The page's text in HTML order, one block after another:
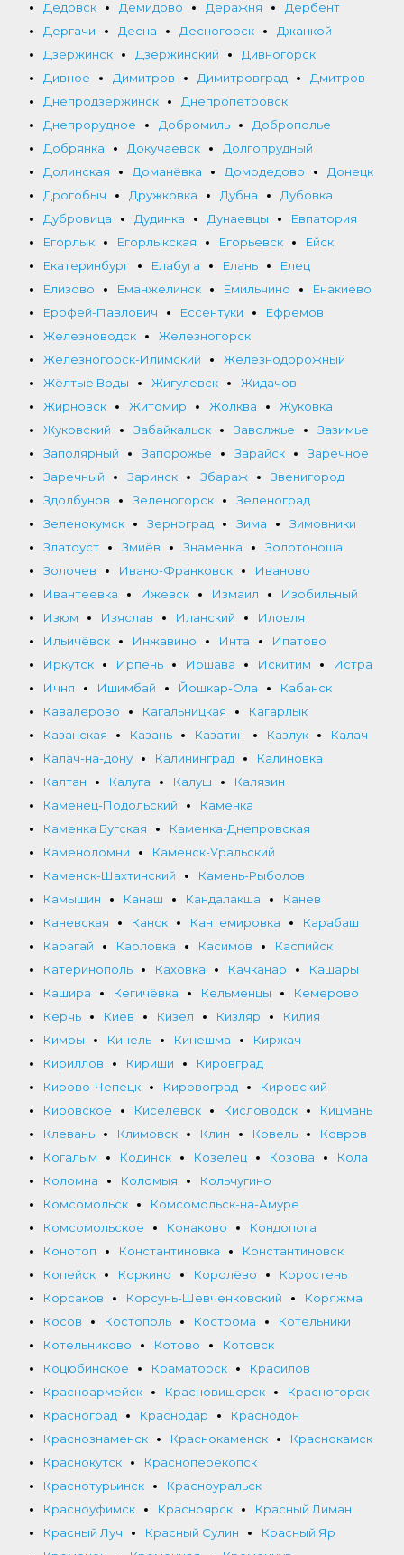
Дедовск Демидово Деражня
Дербент
Дергачи
Десна Десногорск
Джанкой
Дзержинск
Дзержинский
Дивногорск
Дивное
Димитров Димитровград
Дмитров
Днепродзержинск
Днепропетровск
Днепрорудное
Добромиль
Доброполье
Добрянка
Докучаевск
Долгопрудный
Долинская
Доманёвка Домодедово
Донецк
Дрогобыч
Дружковка Дубна
Дубовка
Дубровица
Дудинка Дунаевцы
Евпатория
Егорлык
Егорлыкская Егорьевск
Ейск
Екатеринбург
Елабуга Елань
Елец
Елизово
Еманжелинск Емильчино
Енакиево
Ерофей-Павлович
Ессентуки
Ефремов
Железноводск
Железногорск
Железногорск-Илимский
Железнодорожный
Жёлтые Воды
Жигулевск
Жидачов
Жирновск
Житомир Жолква
Жуковка
Жуковский
Забайкальск Заволжье
Зазимье
Заполярный
Запорожье Зарайск
Заречное
Заречный
Заринск Збараж
Звенигород
Здолбунов
Зеленогорск
Зеленоград
Зеленокумск
Зерноград Зима
Зимовники
Златоуст
Змиёв Знаменка
Золотоноша
Золочев
Ивано-Франковск
Иваново
Ивантеевка
Ижевск Измаил
Изобильный
Изюм
Изяслав Иланский
Иловля
Ильичёвск
Инжавино Инта
Ипатово
Иркутск
Ирпень Иршава Искитим
Истра
Ичня
Ишимбай Йошкар-Ола
Кабанск
Кавалерово
Кагальницкая
Кагарлык
Казанская
Казань Казатин Казлук
Калач
Калач-на-дону
Калининград
Калиновка
Калтан
Калуга Калуш
Калязин
Каменец-Подольский
Каменка
Каменка Бугская
Каменка-Днепровская
Каменоломни
Каменск-Уральский
Каменск-Шахтинский
Камень-Рыболов
Камышин
Канаш Кандалакша
Канев
Каневская
Канск Кантемировка
Карабаш
Карагай
Карловка Касимов
Каспийск
Катеринополь
Каховка Качканар
Кашары
Кашира
Кегичёвка Кельменцы
Кемерово
Керчь
Киев Кизел Кизляр
Килия
Кимры
Кинель Кинешма
Киржач
Кириллов
Кириши
Кировград
Кирово-Чепецк
Кировоград
Кировский
Кировское
Киселевск Кисловодск
Кицмань
Клевань
Климовск Клин Ковель
Ковров
Когалым
Кодинск Козелец Козова
Кола
Коломна
Коломыя
Кольчугино
Комсомольск
Комсомольск-на-Амуре
Комсомольское
Конаково
Кондопога
Конотоп
Константиновка
Константиновск
Копейск
Коркино Королёво
Коростень
Корсаков
Корсунь-Шевченковский
Коряжма
Косов
Костополь Кострома
Котельники
Котельниково
Котово
Котовск
Коцюбинское
Краматорск
Красилов
Красноармейск
Красновишерск
Красногорск
Красноград
Краснодар
Краснодон
Краснознаменск
Краснокаменск
Краснокамск
Краснокутск
Красноперекопск
Краснотурьинск
Красноуральск
Красноуфимск
Красноярск
Красный Лиман
Красный Луч
Красный Сулин
Красный Яр